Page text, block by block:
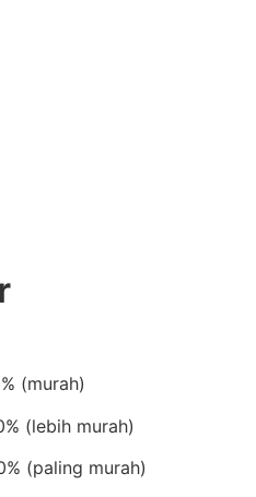
(murah)
(lebih murah)
(paling murah)